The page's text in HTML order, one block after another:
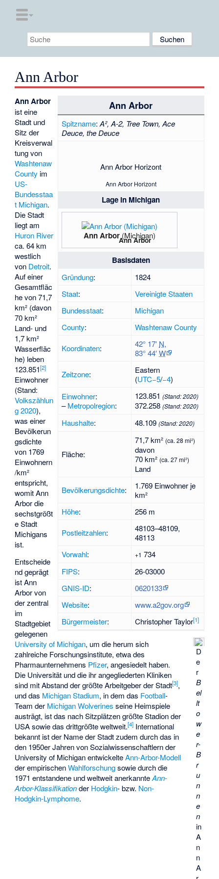
Ann Arbor
Ann Arbor
Spitzname:A², A-2, Tree Town, Ace
Deuce, the Deuce
Ann Arbor Horizont
Ann Arbor Horizont
Lage in Michigan
Ann Arbor (Michigan)
Ann Arbor
Basisdaten
Gründung:
1824
Staat:
Vereinigte Staaten
Bundesstaat:
Michigan
County: Washtenaw County
Koordinaten: 42° 17′ N,
83° 44′W
Zeitzone:
Eastern
(UTC−5/−4)
Einwohner:
–Metropolregion:
123.851 (Stand:2020)
372.258 (Stand:2020)
Haushalte: 48.109 (Stand:2020)
Fläche:
71,7 km² (ca. 28 mi²)
davon
70 km² (ca. 27 mi²)
Land
Bevölkerungsdichte:
1.769 Einwohner je
km²
Höhe: 256 m
Postleitzahlen:
48103–48109,
48113
Vorwahl: +1 734
FIPS:
26-03000
GNIS-ID:
0620133
Website:
www.a2gov.org
Bürgermeister: Christopher Taylor[1]
D
e
r
B
el
lt
o
w
e
r-
B
r
u
n
n
e
n
in
A
n
n
A
Ann Arbor
ist eine
Stadt und
Sitz der
Kreisverwal
tung von
Washtenaw
County im
US-
Bundesstaa
t Michigan.
Die Stadt
liegt am
Huron River
ca. 64 km
westlich
von Detroit.
Auf einer
Gesamtfläc
he von 71,7
km² (davon
70 km²
Land- und
1,7 km²
Wasserfläc
he) leben
123.851[2]
Einwohner
(Stand:
Volkszählun
g 2020),
was einer
Bevölkerun
gsdichte
von 1769
Einwohnern
/km²
entspricht,
womit Ann
Arbor die
sechstgrößt
e Stadt
Michigans
ist.
Entscheide
nd geprägt
ist Ann
Arbor von
der zentral
im
Stadtgebiet
gelegenen
University of Michigan, um die herum sich
zahlreiche Forschungsinstitute, etwa des
Pharmaunternehmens Pfizer, angesiedelt haben.
Die Universität und die ihr angegliederten Kliniken
sind mit Abstand der größte Arbeitgeber der Stadt[3],
und das Michigan Stadium, in dem das Football-
Team der Michigan Wolverines seine Heimspiele
austrägt, ist das nach Sitzplätzen größte Stadion der
USA sowie das drittgrößte weltweit.[4] International
bekannt ist der Name der Stadt zudem durch das in
den 1950er Jahren von Sozialwissenschaftlern der
University of Michigan entwickelteAnn-Arbor-Modell
der empirischenWahlforschungsowie durch die
1971 entstandene und weltweit anerkannteAnn-
Arbor-Klassifikationder Hodgkin- bzw. Non-
Hodgkin-Lymphome.